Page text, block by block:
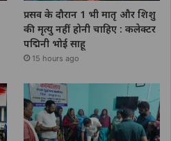
प्रसव के दौरान 1 भी मातृ और शिशु
की मृत्यु नहीं होनी चाहिए : कलेक्टर
पद्मिनी भोई साहू
15 hours ago